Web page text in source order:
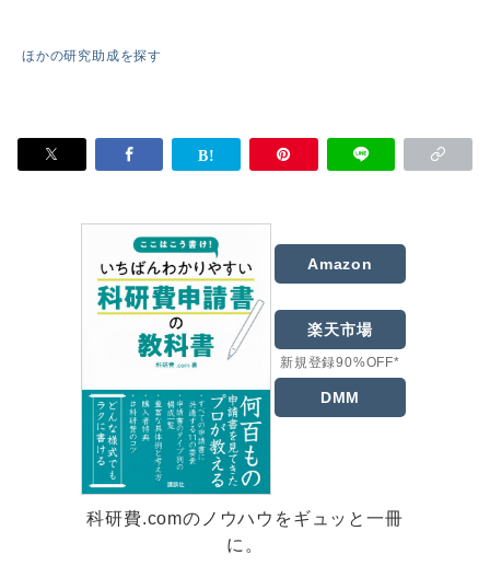
ほかの研究助成を探す
Amazon
楽天市場
新規登録90%OFF*
DMM
科研費.comのノウハウをギュッと一冊
に。